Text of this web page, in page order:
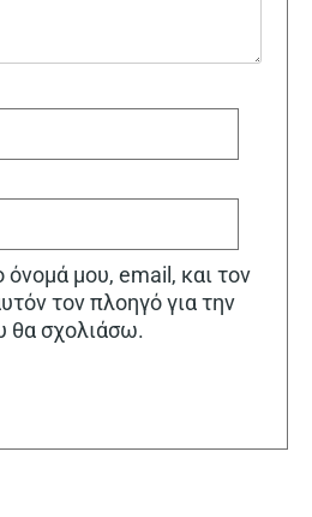
μου, email, και τον
τον πλοηγό για την
θα σχολιάσω.